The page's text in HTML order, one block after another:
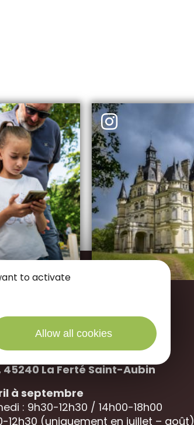
45240 La Ferté Saint-Aubin
à septembre
: 9h30-12h30 / 14h00-18h00
12h30 (uniquement en juillet – août)
to activate
Allow all cookies